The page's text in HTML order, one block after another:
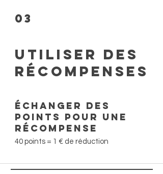
03
Utiliser des
récompenses
Échanger des
points pour une
récompense
40 points = 1 € de réduction